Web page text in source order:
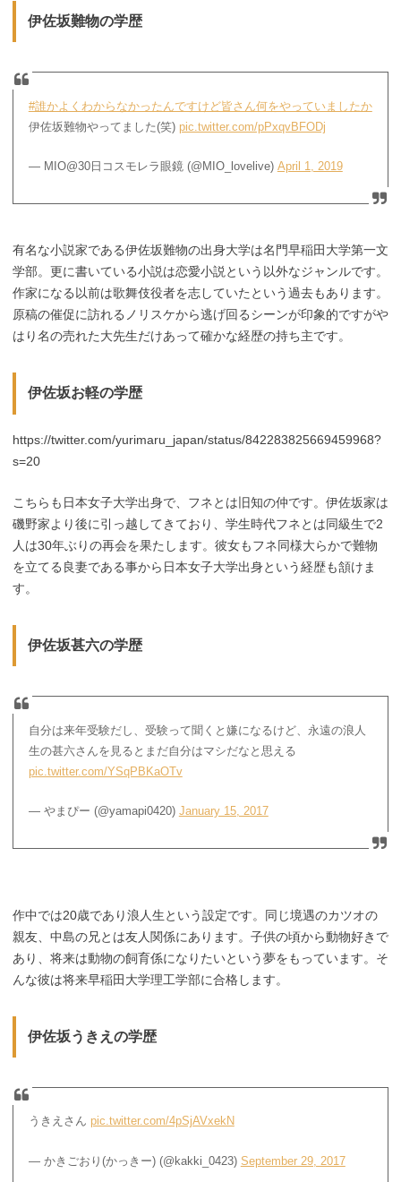
伊佐坂難物の学歴
#誰かよくわからなかったんですけど皆さん何をやっていましたか
伊佐坂難物やってました(笑) pic.twitter.com/pPxqvBFODj
— MIO@30日コスモレラ眼鏡 (@MIO_lovelive) April 1, 2019
有名な小説家である伊佐坂難物の出身大学は名門早稲田大学第一文
学部。更に書いている小説は恋愛小説という以外なジャンルです。
作家になる以前は歌舞伎役者を志していたという過去もあります。
原稿の催促に訪れるノリスケから逃げ回るシーンが印象的ですがや
はり名の売れた大先生だけあって確かな経歴の持ち主です。
伊佐坂お軽の学歴
https://twitter.com/yurimaru_japan/status/842283825669459968?
s=20
こちらも日本女子大学出身で、フネとは旧知の仲です。伊佐坂家は
磯野家より後に引っ越してきており、学生時代フネとは同級生で2
人は30年ぶりの再会を果たします。彼女もフネ同様大らかで難物
を立てる良妻である事から日本女子大学出身という経歴も頷けま
す。
伊佐坂甚六の学歴
自分は来年受験だし、受験って聞くと嫌になるけど、永遠の浪人
生の甚六さんを見るとまだ自分はマシだなと思える
pic.twitter.com/YSqPBKaOTv
— やまぴー (@yamapi0420) January 15, 2017
作中では20歳であり浪人生という設定です。同じ境遇のカツオの
親友、中島の兄とは友人関係にあります。子供の頃から動物好きで
あり、将来は動物の飼育係になりたいという夢をもっています。そ
んな彼は将来早稲田大学理工学部に合格します。
伊佐坂うきえの学歴
うきえさん pic.twitter.com/4pSjAVxekN
— かきごおり(かっきー) (@kakki_0423) September 29, 2017